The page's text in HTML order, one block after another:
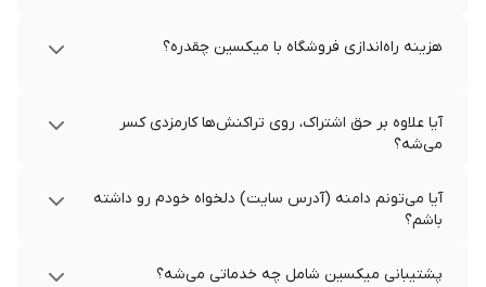
هزینه راه‌اندازی فروشگاه با میکسین چقدره؟
آیا علاوه بر حق اشتراک، روی تراکنش‌ها کارمزدی کسر
می‌شه؟
آیا می‌تونم دامنه (آدرس سایت) دلخواه خودم رو داشته
باشم؟
پشتیبانی میکسین شامل چه خدماتی می‌شه؟